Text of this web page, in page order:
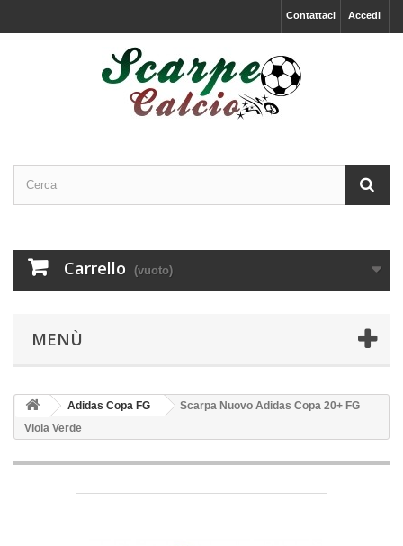
Accedi
Contattaci
Carrello (vuoto)
MENÙ
Adidas Copa FG
Scarpa Nuovo Adidas Copa 20+ FG
Viola Verde